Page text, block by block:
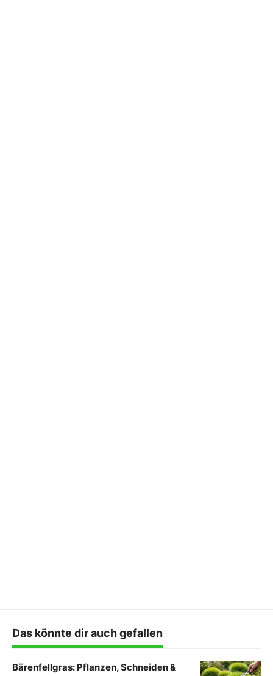
Das könnte dir auch gefallen
Bärenfellgras: Pflanzen, Schneiden &